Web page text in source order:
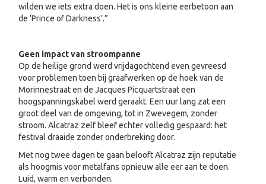
wilden we iets extra doen. Het is ons kleine eerbetoon aan
de ‘Prince of Darkness’.”
Geen impact van stroompanne
Op de heilige grond werd vrijdagochtend even gevreesd
voor problemen toen bij graafwerken op de hoek van de
Morinnestraat en de Jacques Picquartstraat een
hoogspanningskabel werd geraakt. Een uur lang zat een
groot deel van de omgeving, tot in Zwevegem, zonder
stroom. Alcatraz zelf bleef echter volledig gespaard: het
festival draaide zonder onderbreking door.
Met nog twee dagen te gaan belooft Alcatraz zijn reputatie
als hoogmis voor metalfans opnieuw alle eer aan te doen.
Luid, warm en verbonden.